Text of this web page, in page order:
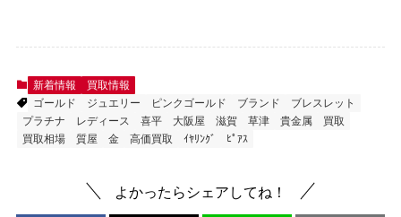
新着情報
買取情報
ゴールド
ジュエリー ピンクゴールド ブランド
ブレスレット
プラチナ
レディース 喜平 大阪屋 滋賀 草津 貴金属
買取
買取相場
質屋 金 高価買取 ｲﾔﾘﾝｸﾞ ﾋﾟｱｽ
よかったらシェアしてね！